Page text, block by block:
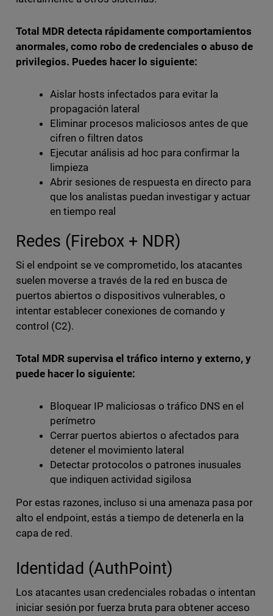
Total MDR detecta rápidamente comportamientos
anormales, como robo de credenciales o abuso de
privilegios. Puedes hacer lo siguiente:
Aislar hosts infectados para evitar la
propagación lateral
Eliminar procesos maliciosos antes de que
cifren o filtren datos
Ejecutar análisis ad hoc para confirmar la
limpieza
Abrir sesiones de respuesta en directo para
que los analistas puedan investigar y actuar
en tiempo real
Redes (Firebox + NDR)
Si el endpoint se ve comprometido, los atacantes
suelen moverse a través de la red en busca de
puertos abiertos o dispositivos vulnerables, o
intentar establecer conexiones de comando y
control (C2).
Total MDR supervisa el tráfico interno y externo, y
puede hacer lo siguiente:
Bloquear IP maliciosas o tráfico DNS en el
perímetro
Cerrar puertos abiertos o afectados para
detener el movimiento lateral
Detectar protocolos o patrones inusuales
que indiquen actividad sigilosa
Por estas razones, incluso si una amenaza pasa por
alto el endpoint, estás a tiempo de detenerla en la
capa de red.
Identidad (AuthPoint)
Los atacantes usan credenciales robadas o intentan
iniciar sesión por fuerza bruta para obtener acceso